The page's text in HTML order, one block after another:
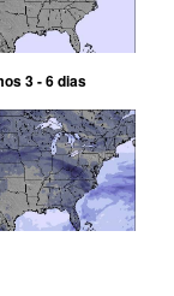
3 - 6 dias